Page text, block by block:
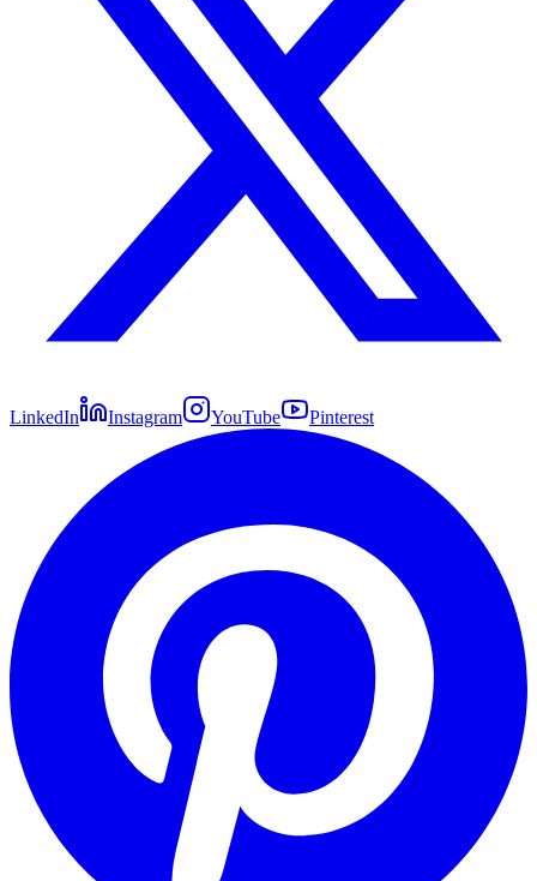
LinkedIn Instagram YouTube Pinterest